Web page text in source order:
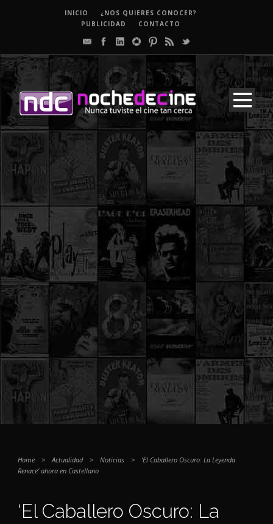
INICIO
¿NOS QUIERES CONOCER?
PUBLICIDAD
CONTACTO
Home > Actualidad > Noticias >
‘El Caballero Oscuro: La Leyenda
Renace’ ahora en Castellano
‘El Caballero Oscuro: La